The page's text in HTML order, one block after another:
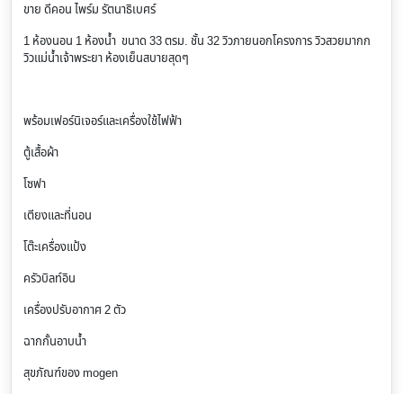
ขาย ดีคอน ไพร์ม รัตนาธิเบศร์
1 ห้องนอน 1 ห้องน้ำ ขนาด 33 ตรม. ชั้น 32 วิวภายนอกโครงการ วิวสวยมากก
วิวแม่น้ำเจ้าพระยา ห้องเย็นสบายสุดๆ
พร้อมเฟอร์นิเจอร์และเครื่องใช้ไฟฟ้า
ตู้เสื้อผ้า
โซฟา
เตียงและที่นอน
โต๊ะเครื่องแป้ง
ครัวบิลท์อิน
เครื่องปรับอากาศ 2 ตัว
ฉากกั้นอาบน้ำ
สุขภัณฑ์ของ mogen